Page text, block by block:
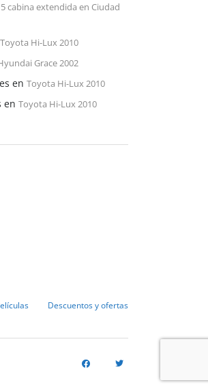
cabina extendida en Ciudad
Toyota Hi-Lux 2010
Grace 2002
en Toyota Hi-Lux 2010
en Toyota Hi-Lux 2010
Descuentos y ofertas